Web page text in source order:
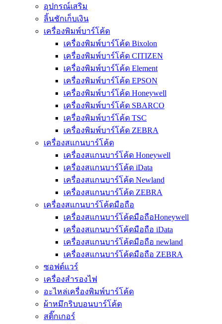
อุปกรณ์เสริม
ลิ้นชักเก็บเงิน
เครื่องพิมพ์บาร์โค้ด
เครื่องพิมพ์บาร์โค้ด Bixolon
เครื่องพิมพ์บาร์โค้ด CITIZEN
เครื่องพิมพ์บาร์โค้ด Element
เครื่องพิมพ์บาร์โค้ด EPSON
เครื่องพิมพ์บาร์โค้ด Honeywell
เครื่องพิมพ์บาร์โค้ด SBARCO
เครื่องพิมพ์บาร์โค้ด TSC
เครื่องพิมพ์บาร์โค้ด ZEBRA
เครื่องสแกนบาร์โค้ด
เครื่องสแกนบาร์โค้ด Honeywell
เครื่องสแกนบาร์โค้ด iData
เครื่องสแกนบาร์โค้ด Newland
เครื่องสแกนบาร์โค้ด ZEBRA
เครื่องสแกนบาร์โค้ดมือถือ
เครื่องสแกนบาร์โค้ดมือถือHoneywell
เครื่องสแกนบาร์โค้ดมือถือ iData
เครื่องสแกนบาร์โค้ดมือถือ newland
เครื่องสแกนบาร์โค้ดมือถือ ZEBRA
ซอฟต์แวร์
เครื่องสำรองไฟ
อะไหล่เครื่องพิมพ์บาร์โค้ด
ผ้าหมึกริบบอนบาร์โค้ด
สติ๊กเกอร์